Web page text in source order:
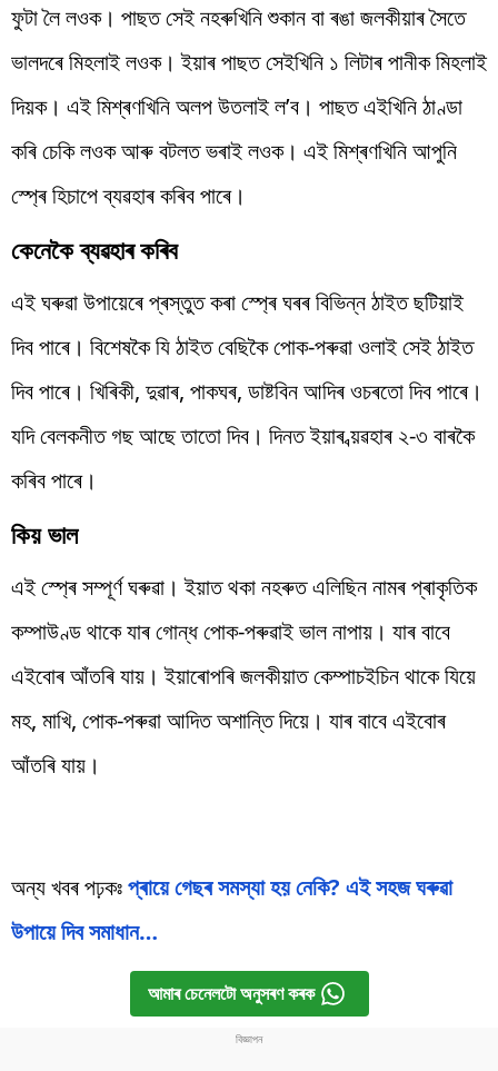
ফুটা লৈ লওক। পাছত সেই নহৰুখিনি শুকান বা ৰঙা জলকীয়াৰ সৈতে
ভালদৰে মিহলাই লওক। ইয়াৰ পাছত সেইখিনি ১ লিটাৰ পানীক মিহলাই
দিয়ক। এই মিশ্ৰণখিনি অলপ উতলাই ল’ব। পাছত এইখিনি ঠাণ্ডা
কৰি চেকি লওক আৰু বটলত ভৰাই লওক। এই মিশ্ৰণখিনি আপুনি
স্প্ৰে হিচাপে ব্যৱহাৰ কৰিব পাৰে।
কেনেকৈ ব্যৱহাৰ কৰিব
এই ঘৰুৱা উপায়েৰে প্ৰস্তুত কৰা স্প্ৰে ঘৰৰ বিভিন্ন ঠাইত ছটিয়াই
দিব পাৰে। বিশেষকৈ যি ঠাইত বেছিকৈ পোক-পৰুৱা ওলাই সেই ঠাইত
দিব পাৰে। খিৰিকী, দুৱাৰ, পাকঘৰ, ডাষ্টবিন আদিৰ ওচৰতো দিব পাৰে।
যদি বেলকনীত গছ আছে তাতো দিব। দিনত ইয়াৰ ব্য়ৱহাৰ ২-৩ বাৰকৈ
কৰিব পাৰে।
কিয় ভাল
এই স্প্ৰে সম্পূৰ্ণ ঘৰুৱা। ইয়াত থকা নহৰুত এলিছিন নামৰ প্ৰাকৃতিক
কম্পাউণ্ড থাকে যাৰ গোন্ধ পোক-পৰুৱাই ভাল নাপায়। যাৰ বাবে
এইবোৰ আঁতৰি যায়। ইয়াৰোপৰি জলকীয়াত কেম্পাচইচিন থাকে যিয়ে
মহ, মাখি, পোক-পৰুৱা আদিত অশান্তি দিয়ে। যাৰ বাবে এইবোৰ
আঁতৰি যায়।
অন্য খবৰ পঢ়কঃপ্ৰায়ে গেছৰ সমস্যা হয় নেকি? এই সহজ ঘৰুৱা
উপায়ে দিব সমাধান…
আমাৰ চেনেলটো অনুসৰণ কৰক